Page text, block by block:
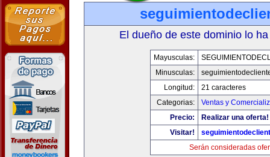
El dueño de este dominio lo
Mayusculas:
Minusculas:
Longitud:
21 caracteres
Categorias:
Ventas y
Precio:
Realizar una oferta!
Visitar!
Serán consideradas